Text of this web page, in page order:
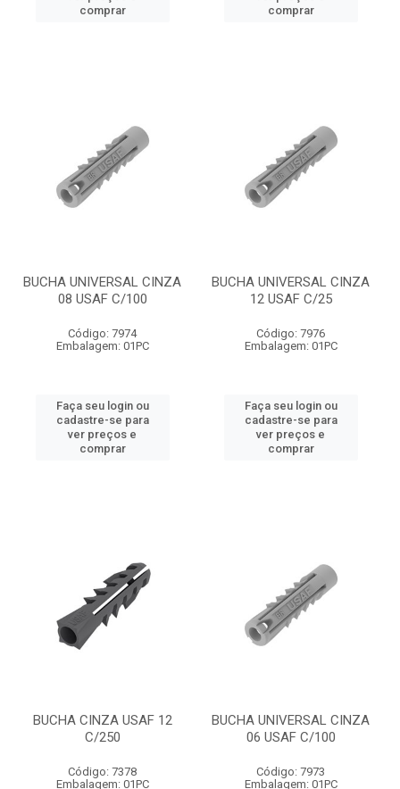
comprar
comprar
BUCHA UNIVERSAL CINZA
08 USAF C/100
Código: 7974
Embalagem: 01PC
Faça seu login ou
cadastre-se para
ver preços e
comprar
BUCHA UNIVERSAL CINZA
12 USAF C/25
Código: 7976
Embalagem: 01PC
Faça seu login ou
cadastre-se para
ver preços e
comprar
BUCHA CINZA USAF 12
C/250
Código: 7378
Embalagem: 01PC
BUCHA UNIVERSAL CINZA
06 USAF C/100
Código: 7973
Embalagem: 01PC